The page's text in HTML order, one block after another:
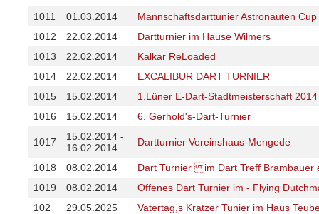
1011
01.03.2014
Mannschaftsdarttunier Astronauten
1012
22.02.2014
Dartturnier im Hause Wilmers
1013
22.02.2014
Kalkar ReLoaded
1014
22.02.2014
EXCALIBUR DART TURNIER
1015
15.02.2014
1.Lüner E-Dart-Stadtmeisterschaft 2014
1016
15.02.2014 6. Gerhold's-Dart-Turnier
1017
15.02.2014 -
16.02.2014
Dartturnier Vereinshaus-Mengede
1018 08.02.2014
Dart Turnier im Dart Treff Brambauer
1019
08.02.2014
Offenes Dart Turnier im - Flying
102
29.05.2025
Vatertag,s Kratzer Tunier im Haus